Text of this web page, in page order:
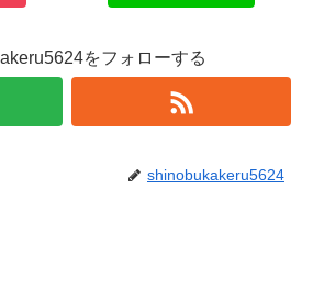
をフォローする
shinobukakeru5624